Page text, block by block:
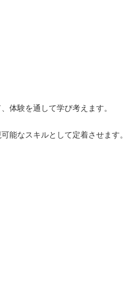
体験を通して学び考えます。
能なスキルとして定着させます。